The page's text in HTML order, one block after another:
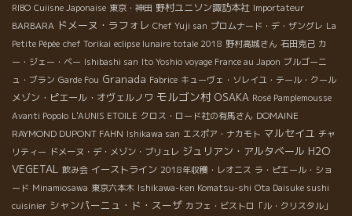
RIBO Cuiisne Japonaise 東京・神田 野村ユニソン諏訪本社 Importateur
BARBARA ドメーヌ・ラフォレ Chef Yuji san プロムナード・デ・ザングレ La
Petite Pépée chef Torikai eclipse lunaire totale 2018 野村高城さん 石田克己 カ
ー・ジェー・ベー Ishibashi san Ito Yoshio voyage France au Japon ブルゴーニ
ュ・ブラン Garde Fou Granada Fabrice キューヴェ・ソレイユ・テール・クール
メゾン・ピエール・オヴェルノワ モルゴン村 OSAKA Rosé Pamplemousse
Avanti Popolo L'AUNIS ETOILE クロス・ロード社の有馬さん DOMAINE
RAYMOND DUPONT FAHN Ishikawa san エスポア・ナカモト マルセイユ チャ
リティー ドメーヌ・デ・メゾン・ブリュレ ジュリアン・アルタベール H2O
VEGETAL 飲み会 イーストライン 2018年収穫・レオニス ラ・ピエール・ショ
ード Minamiosawa 東京六本木 Ishikawa-ken Komatsu-shi Ota Daisuke sushi
cuisinier シャンパーニュ・ド・スーザ カフェ・ビストロ「ル・クリスタル」